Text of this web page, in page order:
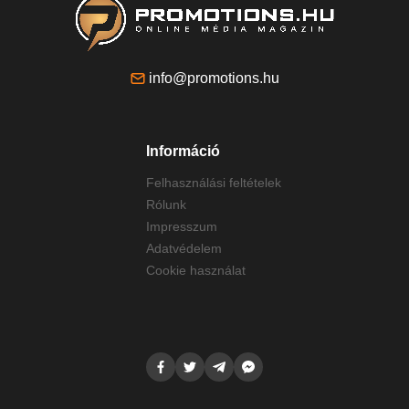
info@promotions.hu
Információ
Felhasználási feltételek
Rólunk
Impresszum
Adatvédelem
Cookie használat